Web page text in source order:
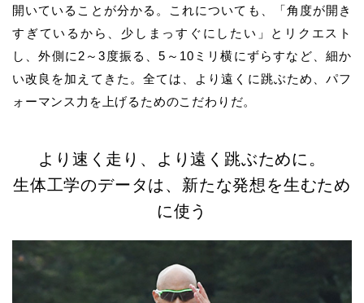
開いていることが分かる。これについても、「角度が開き
すぎているから、少しまっすぐにしたい」とリクエスト
し、外側に2～3度振る、5～10ミリ横にずらすなど、細か
い改良を加えてきた。全ては、より遠くに跳ぶため、パフ
ォーマンス力を上げるためのこだわりだ。
より速く走り、より遠く跳ぶために。
生体工学のデータは、新たな発想を生むため
に使う